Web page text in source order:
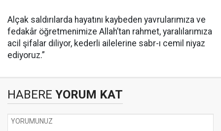
Alçak saldırılarda hayatını kaybeden yavrularımıza ve
fedakâr öğretmenimize Allah’tan rahmet, yaralılarımıza
acil şifalar diliyor, kederli ailelerine sabr-ı cemil niyaz
ediyoruz.”
HABERE YORUM KAT